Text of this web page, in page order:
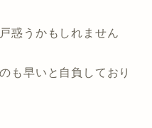
惑うかもしれません
も早いと自負しており